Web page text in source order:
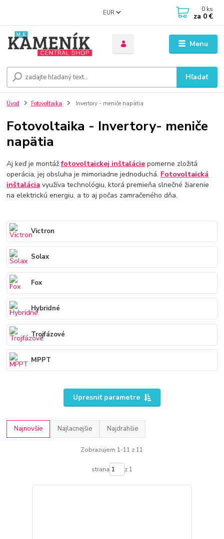
Menu
EUR
Hľadať
0 ks
za 0 €
Úvod Fotovoltaika Invertory - meniče napätia
Fotovoltaika - Invertory- meniče
napätia
Aj keď je montážfotovoltaickej inštalácie pomerne zložitá
operácia, jej obsluha je mimoriadne jednoduchá. Fotovoltaická
inštalácia využíva technológiu, ktorá premieňa slnečné žiarenie
na elektrickú energiu, a to aj počas zamračeného dňa.
Victron
Solax
Fox
Hybridné
Trojfázové
MPPT
Upresniť parametre
Najnovšie Najlacnejšie Najdrahšie
Zobrazujem 1-11 z 11
strana z 1